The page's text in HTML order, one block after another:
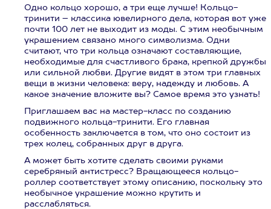
Одно кольцо хорошо, а три еще лучше! Кольцо-
тринити – классика ювелирного дела, которая вот уже
почти 100 лет не выходит из моды. С этим необычным
украшением связано много символизма. Одни
считают, что три кольца означают составляющие,
необходимые для счастливого брака, крепкой дружбы
или сильной любви. Другие видят в этом три главных
вещи в жизни человека: веру, надежду и любовь. А
какое значение вложите вы? Самое время это узнать!
Приглашаем вас на мастер-класс по созданию
подвижного кольца-тринити. Его главная
особенность заключается в том, что оно состоит из
трех колец, собранных друг в друга.
А может быть хотите сделать своими руками
серебряный антистресс? Вращающееся кольцо-
роллер соответствует этому описанию, поскольку это
необычное украшение можно крутить и
расслабляться.